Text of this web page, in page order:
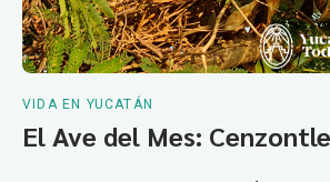
VIDA EN YUCATÁN
El Ave del Mes: